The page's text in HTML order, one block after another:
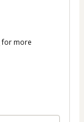
for more